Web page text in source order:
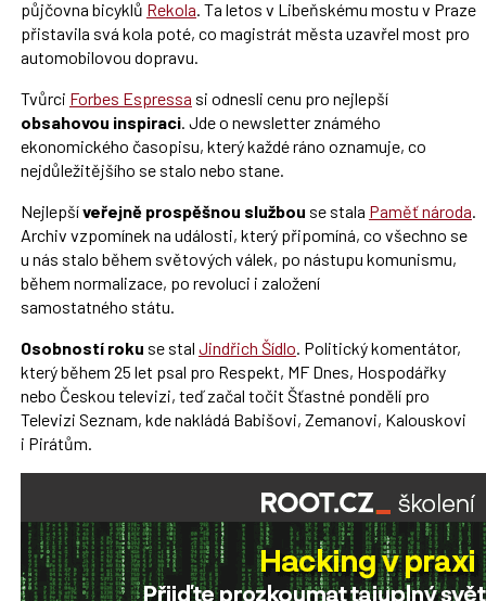
půjčovna bicyklů Rekola . Ta letos v Libeňskému mostu v Praze
přistavila svá kola poté, co magistrát města uzavřel most pro
automobilovou dopravu.
Tvůrci Forbes Espressa si odnesli cenu pro nejlepší
obsahovou inspiraci. Jde o newsletter známého
ekonomického časopisu, který každé ráno oznamuje, co
nejdůležitějšího se stalo nebo stane.
Nejlepšíveřejně prospěšnou službou se stala Paměť národa
Archiv vzpomínek na události, který připomíná, co všechno se
u nás stalo během světových válek, po nástupu komunismu,
během normalizace, po revoluci i založení
samostatného státu.
Osobností roku se stal Jindřich Šídlo . Politický komentátor,
který během 25 let psal pro Respekt, MF Dnes, Hospodářky
nebo Českou televizi, teď začal točit Šťastné pondělí pro
Televizi Seznam, kde nakládá Babišovi, Zemanovi, Kalouskovi
i Pirátům.